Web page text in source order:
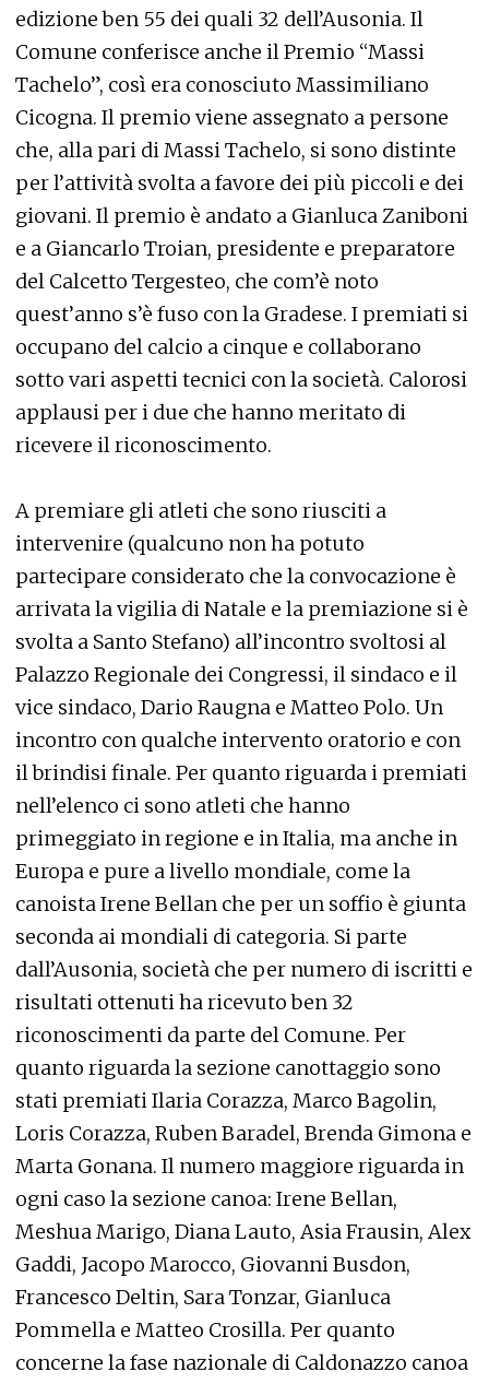
edizione ben 55 dei quali 32 dell’Ausonia. Il
Comune conferisce anche il Premio “Massi
Tachelo”, così era conosciuto Massimiliano
Cicogna. Il premio viene assegnato a persone
che, alla pari di Massi Tachelo, si sono distinte
per l’attività svolta a favore dei più piccoli e dei
giovani. Il premio è andato a Gianluca Zaniboni
e a Giancarlo Troian, presidente e preparatore
del Calcetto Tergesteo, che com’è noto
quest’anno s’è fuso con la Gradese. I premiati si
occupano del calcio a cinque e collaborano
sotto vari aspetti tecnici con la società. Calorosi
applausi per i due che hanno meritato di
ricevere il riconoscimento.
A premiare gli atleti che sono riusciti a
intervenire (qualcuno non ha potuto
partecipare considerato che la convocazione è
arrivata la vigilia di Natale e la premiazione si è
svolta a Santo Stefano) all’incontro svoltosi al
Palazzo Regionale dei Congressi, il sindaco e il
vice sindaco, Dario Raugna e Matteo Polo. Un
incontro con qualche intervento oratorio e con
il brindisi finale. Per quanto riguarda i premiati
nell’elenco ci sono atleti che hanno
primeggiato in regione e in Italia, ma anche in
Europa e pure a livello mondiale, come la
canoista Irene Bellan che per un soffio è giunta
seconda ai mondiali di categoria. Si parte
dall’Ausonia, società che per numero di iscritti e
risultati ottenuti ha ricevuto ben 32
riconoscimenti da parte del Comune. Per
quanto riguarda la sezione canottaggio sono
stati premiati Ilaria Corazza, Marco Bagolin,
Loris Corazza, Ruben Baradel, Brenda Gimona e
Marta Gonana. Il numero maggiore riguarda in
ogni caso la sezione canoa: Irene Bellan,
Meshua Marigo, Diana Lauto, Asia Frausin, Alex
Gaddi, Jacopo Marocco, Giovanni Busdon,
Francesco Deltin, Sara Tonzar, Gianluca
Pommella e Matteo Crosilla. Per quanto
concerne la fase nazionale di Caldonazzo canoa